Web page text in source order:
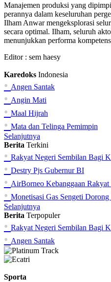
Manajemen produksi yang
perannya dalam keseluruhan
Ilham Anwar mengeksplorasi
secara optimal. Ilham, seluruh
menunjukkan performa
Editor : sem haesy
Karedoks Indonesia
• Angen Santak
• Angin Mati
• Maal Hijrah
• Mata dan Telinga Pemimpin
Selanjutnya
Berita Terkini
• Rakyat Negeri Sembilan Bagi
• Destry Pjs Gubernur BI
• AirBorneo Kebanggaan
• Monetisasi Gas Sengeti Dorong
Selanjutnya
Berita Terpopuler
• Rakyat Negeri Sembilan Bagi
• Angen Santak
Sporta